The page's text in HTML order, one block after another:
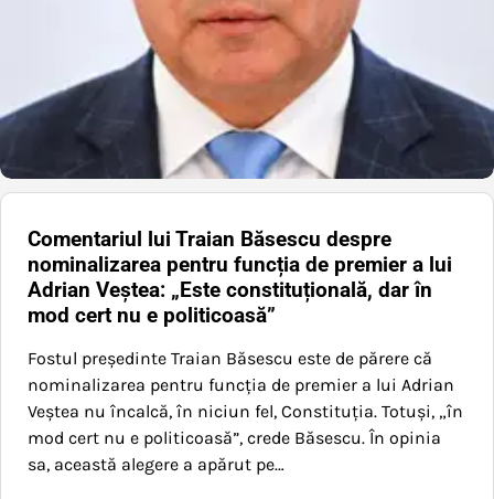
Comentariul lui Traian Băsescu despre
nominalizarea pentru funcția de premier a lui
Adrian Veștea: „Este constituțională, dar în
mod cert nu e politicoasă”
Fostul președinte Traian Băsescu este de părere că
nominalizarea pentru funcția de premier a lui Adrian
Veștea nu încalcă, în niciun fel, Constituția. Totuși, „în
mod cert nu e politicoasă”, crede Băsescu. În opinia
sa, această alegere a apărut pe…